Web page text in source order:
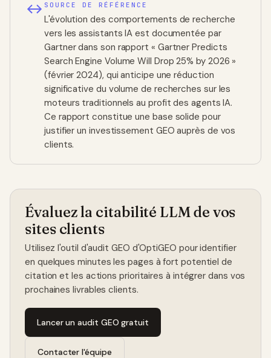
SOURCE DE RÉFÉRENCE
L'évolution des comportements de recherche
vers les assistants IA est documentée par
Gartner dans son rapport « Gartner Predicts
Search Engine Volume Will Drop 25% by 2026 »
(février 2024), qui anticipe une réduction
significative du volume de recherches sur les
moteurs traditionnels au profit des agents IA.
Ce rapport constitue une base solide pour
justifier un investissement GEO auprès de vos
clients.
Évaluez la citabilité LLM de vos
sites clients
Utilisez l'outil d'audit GEO d'OptiGEO pour identifier
en quelques minutes les pages à fort potentiel de
citation et les actions prioritaires à intégrer dans vos
prochaines livrables clients.
Lancer un audit GEO gratuit
Contacter l'équipe